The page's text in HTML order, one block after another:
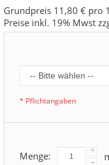
Grundpreis 11,80 € pro
Preise inkl. 19% Mwst
* Pflichtangaben
Menge: +
-